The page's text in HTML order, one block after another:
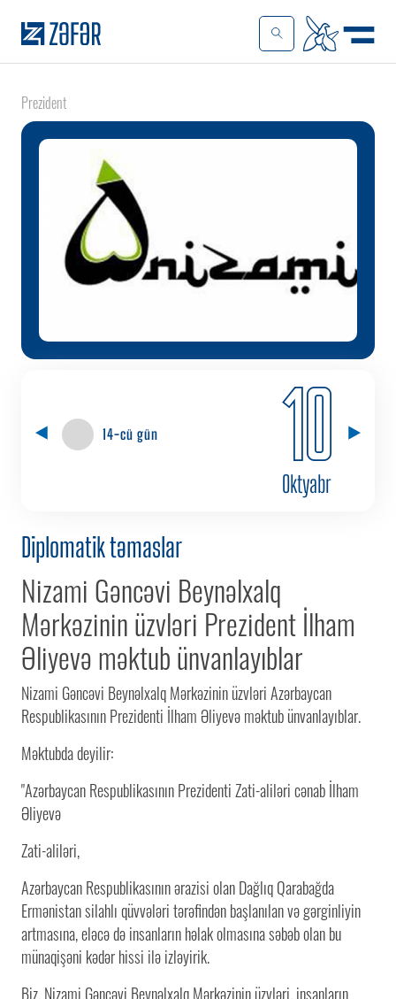
Prezident
14-cü gün 10
Oktyabr
Diplomatik təmaslar
Nizami Gəncəvi Beynəlxalq
Mərkəzinin üzvləri Prezident İlham
Əliyevə məktub ünvanlayıblar
Nizami Gəncəvi Beynəlxalq Mərkəzinin üzvləri Azərbaycan
Respublikasının Prezidenti İlham Əliyevə məktub ünvanlayıblar.
Məktubda deyilir:
"Azərbaycan Respublikasının Prezidenti Zati-aliləri cənab İlham
Əliyevə
Zati-aliləri,
Azərbaycan Respublikasının ərazisi olan Dağlıq Qarabağda
Ermənistan silahlı qüvvələri tərəfindən başlanılan və gərginliyin
artmasına, eləcə də insanların həlak olmasına səbəb olan bu
münaqişəni kədər hissi ilə izləyirik.
Biz, Nizami Gəncəvi Beynəlxalq Mərkəzinin üzvləri, insanların